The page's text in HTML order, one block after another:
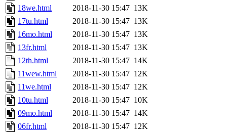
18we.html
2018-11-30 15:47 13K
17tu.html
2018-11-30 15:47 13K
16mo.html
2018-11-30 15:47 13K
13fr.html
2018-11-30 15:47 13K
12th.html
2018-11-30 15:47 14K
11wew.html
2018-11-30 15:47 12K
11we.html
2018-11-30 15:47 12K
10tu.html
2018-11-30 15:47 10K
09mo.html
2018-11-30 15:47 14K
06fr.html
2018-11-30 15:47 12K